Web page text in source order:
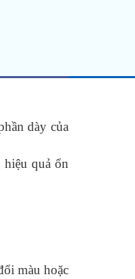
dày của
quả ổn
màu hoặc